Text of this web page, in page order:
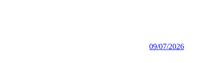
09/07/2026